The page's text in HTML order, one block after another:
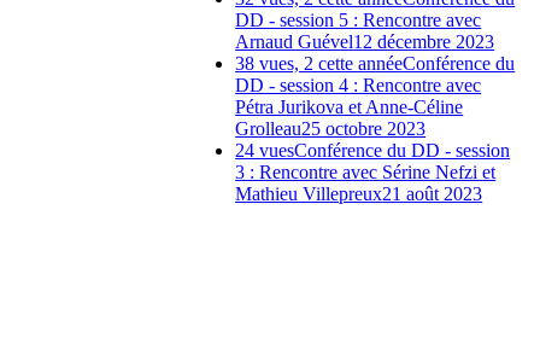
DD - session 5 : Rencontre avec
Arnaud Guével12 décembre 2023
38 vues, 2 cette annéeConférence du
DD - session 4 : Rencontre avec
Pétra Jurikova et Anne-Céline
Grolleau25 octobre 2023
24 vuesConférence du DD - session
3 : Rencontre avec Sérine Nefzi et
Mathieu Villepreux21 août 2023